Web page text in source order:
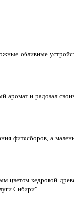
обливные
аромат и радовал
фитосборов, а
кедровой
Сибири".